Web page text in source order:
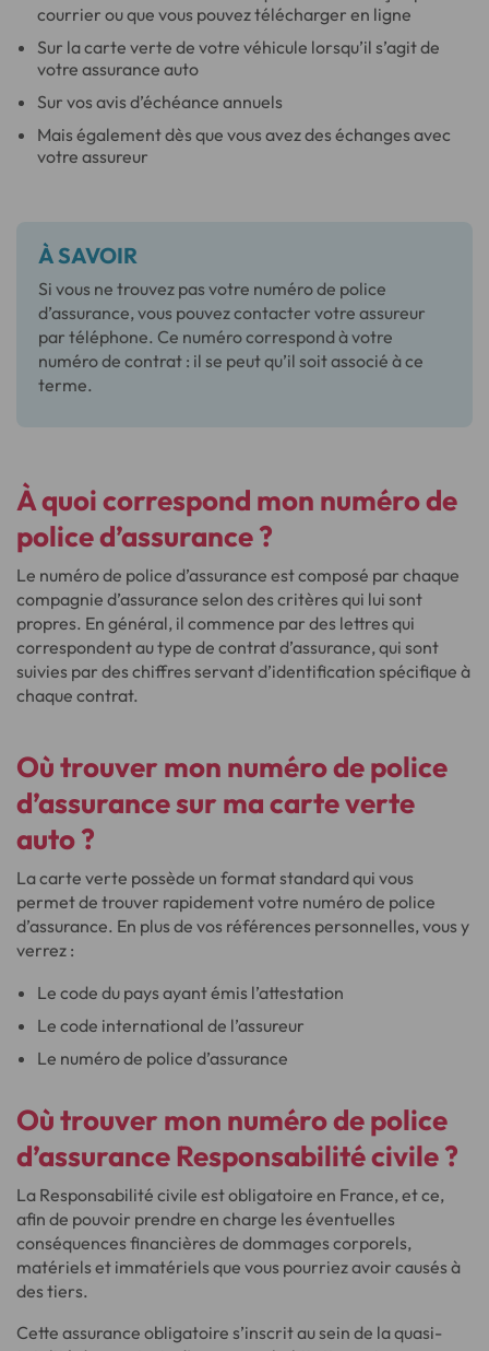
courrier ou que vous pouvez télécharger en ligne
Sur la carte verte de votre véhicule lorsqu’il s’agit de
votre assurance auto
Sur vos avis d’échéance annuels
Mais également dès que vous avez des échanges avec
votre assureur
À SAVOIR
Si vous ne trouvez pas votre numéro de police
d’assurance, vous pouvez contacter votre assureur
par téléphone. Ce numéro correspond à votre
numéro de contrat : il se peut qu’il soit associé à ce
terme.
À quoi correspond mon numéro de
police d’assurance ?
Le numéro de police d’assurance est composé par chaque
compagnie d’assurance selon des critères qui lui sont
propres. En général, il commence par des lettres qui
correspondent au type de contrat d’assurance, qui sont
suivies par des chiffres servant d’identification spécifique à
chaque contrat.
Où trouver mon numéro de police
d’assurance sur ma carte verte
auto ?
La carte verte possède un format standard qui vous
permet de trouver rapidement votre numéro de police
d’assurance. En plus de vos références personnelles, vous y
verrez :
Le code du pays ayant émis l’attestation
Le code international de l’assureur
Le numéro de police d’assurance
Où trouver mon numéro de police
d’assurance Responsabilité civile ?
La Responsabilité civile est obligatoire en France, et ce,
afin de pouvoir prendre en charge les éventuelles
conséquences financières de dommages corporels,
matériels et immatériels que vous pourriez avoir causés à
des tiers.
Cette assurance obligatoire s’inscrit au sein de la quasi-